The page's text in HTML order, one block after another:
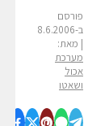
פורסם
ב-8.6.2006
| מאת:
מערכת
אכול
ושאטו